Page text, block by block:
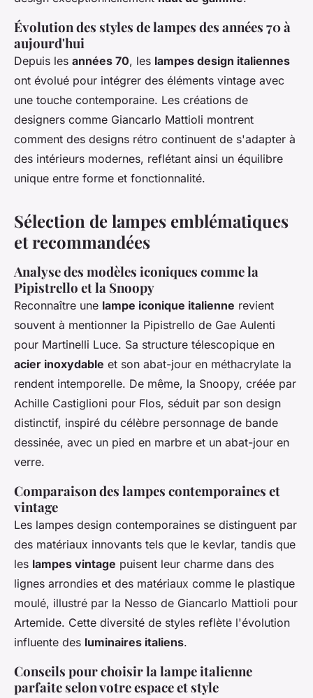
Évolution des styles de lampes des années 70 à
aujourd'hui
Depuis les années 70, les lampes design italiennes
ont évolué pour intégrer des éléments vintage avec
une touche contemporaine. Les créations de
designers comme Giancarlo Mattioli montrent
comment des designs rétro continuent de s'adapter à
des intérieurs modernes, reflétant ainsi un équilibre
unique entre forme et fonctionnalité.
Sélection de lampes emblématiques
et recommandées
Analyse des modèles iconiques comme la
Pipistrello et la Snoopy
Reconnaître une lampe iconique italienne revient
souvent à mentionner la Pipistrello de Gae Aulenti
pour Martinelli Luce. Sa structure télescopique en
acier inoxydable et son abat-jour en méthacrylate la
rendent intemporelle. De même, la Snoopy, créée par
Achille Castiglioni pour Flos, séduit par son design
distinctif, inspiré du célèbre personnage de bande
dessinée, avec un pied en marbre et un abat-jour en
verre.
Comparaison des lampes contemporaines et
vintage
Les lampes design contemporaines se distinguent par
des matériaux innovants tels que le kevlar, tandis que
les lampes vintage puisent leur charme dans des
lignes arrondies et des matériaux comme le plastique
moulé, illustré par la Nesso de Giancarlo Mattioli pour
Artemide. Cette diversité de styles reflète l'évolution
influente des luminaires italiens.
Conseils pour choisir la lampe italienne
parfaite selon votre espace et style